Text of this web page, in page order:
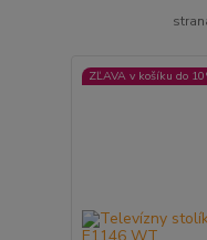
ZĽAVA v košíku do